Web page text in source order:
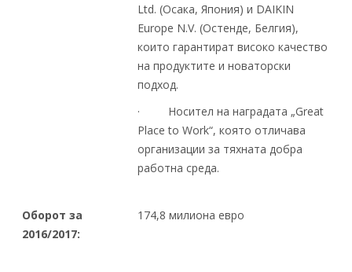
Ltd. (Осака, Япония) и DAIKIN
Europe N.V. (Остенде, Белгия),
които гарантират високо качество
на продуктите и новаторски
подход.
· Носител на наградата „Great
Place to Work“, която отличава
организации за тяхната добра
работна среда.
Оборот за
2016/2017:
174,8 милиона евро